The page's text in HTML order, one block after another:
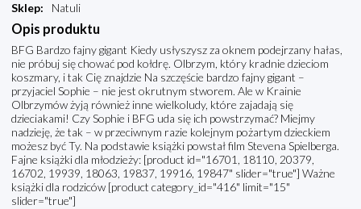
Sklep: Natuli
Opis produktu
BFG Bardzo fajny gigant Kiedy usłyszysz za oknem podejrzany hałas,
nie próbuj się chować pod kołdrę. Olbrzym, który kradnie dzieciom
koszmary, i tak Cię znajdzie Na szczęście bardzo fajny gigant –
przyjaciel Sophie – nie jest okrutnym stworem. Ale w Krainie
Olbrzymów żyją również inne wielkoludy, które zajadają się
dzieciakami! Czy Sophie i BFG uda się ich powstrzymać? Miejmy
nadzieję, że tak – w przeciwnym razie kolejnym pożartym dzieckiem
możesz być Ty. Na podstawie książki powstał film Stevena Spielberga.
Fajne książki dla młodzieży: [product id="16701, 18110, 20379,
16702, 19939, 18063, 19837, 19916, 19847" slider="true"] Ważne
książki dla rodziców [product category_id="416" limit="15"
slider="true"]